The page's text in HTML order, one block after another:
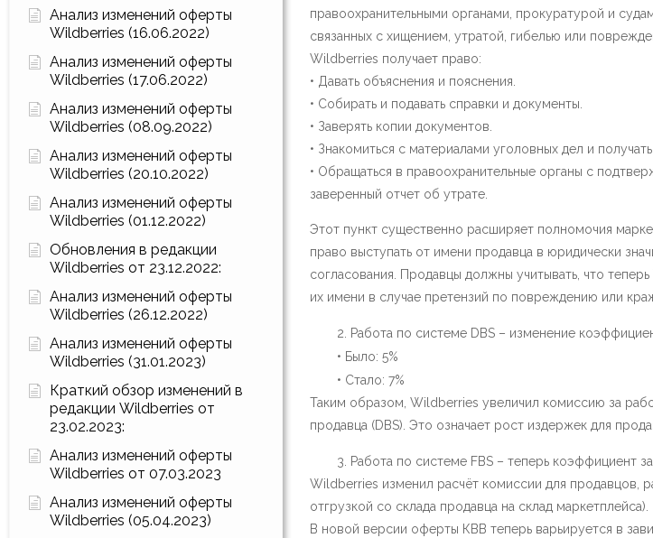
Анализ изменений оферты
Wildberries (16.06.2022)
Анализ изменений оферты
Wildberries (17.06.2022)
Анализ изменений оферты
Wildberries (08.09.2022)
Анализ изменений оферты
Wildberries (20.10.2022)
Анализ изменений оферты
Wildberries (01.12.2022)
Обновления в редакции
Wildberries от 23.12.2022:
Анализ изменений оферты
Wildberries (26.12.2022)
Анализ изменений оферты
Wildberries (31.01.2023)
Краткий обзор изменений в
редакции Wildberries от
23.02.2023:
Анализ изменений оферты
Wildberries от 07.03.2023
Анализ изменений оферты
Wildberries (05.04.2023)
правоохранительными органами, прокуратурой и
связанных с хищением, утратой, гибелью или
Wildberries получает право:
• Давать объяснения и пояснения.
• Собирать и подавать справки и документы.
• Заверять копии документов.
• Знакомиться с материалами уголовных дел и
• Обращаться в правоохранительные органы с
заверенный отчет об утрате.
Этот пункт существенно расширяет полномочия
право выступать от имени продавца в юридически
согласования. Продавцы должны учитывать, что
их имени в случае претензий по повреждению или
Работа по системе DBS – изменение
• Было: 5%
• Стало: 7%
Таким образом, Wildberries увеличил комиссию за
продавца (DBS). Это означает рост издержек для
Работа по системе FBS – теперь коэффициент
Wildberries изменил расчёт комиссии для продавцов,
отгрузкой со склада продавца на склад маркетплейса).
В новой версии оферты КВВ теперь варьируется в